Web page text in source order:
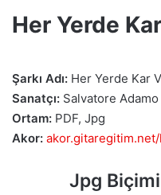
Her Yerde
Şarkı Adı: Her Yerde Kar
Sanatçı: Salvatore Adamo
Ortam: PDF, Jpg
Akor:
Jpg